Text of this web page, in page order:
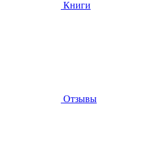
Книги
Отзывы